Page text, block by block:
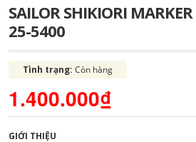
SAILOR SHIKIORI
25-5400
Tình trạng: Còn hàng
1.400.000₫
GIỚI THIỆU